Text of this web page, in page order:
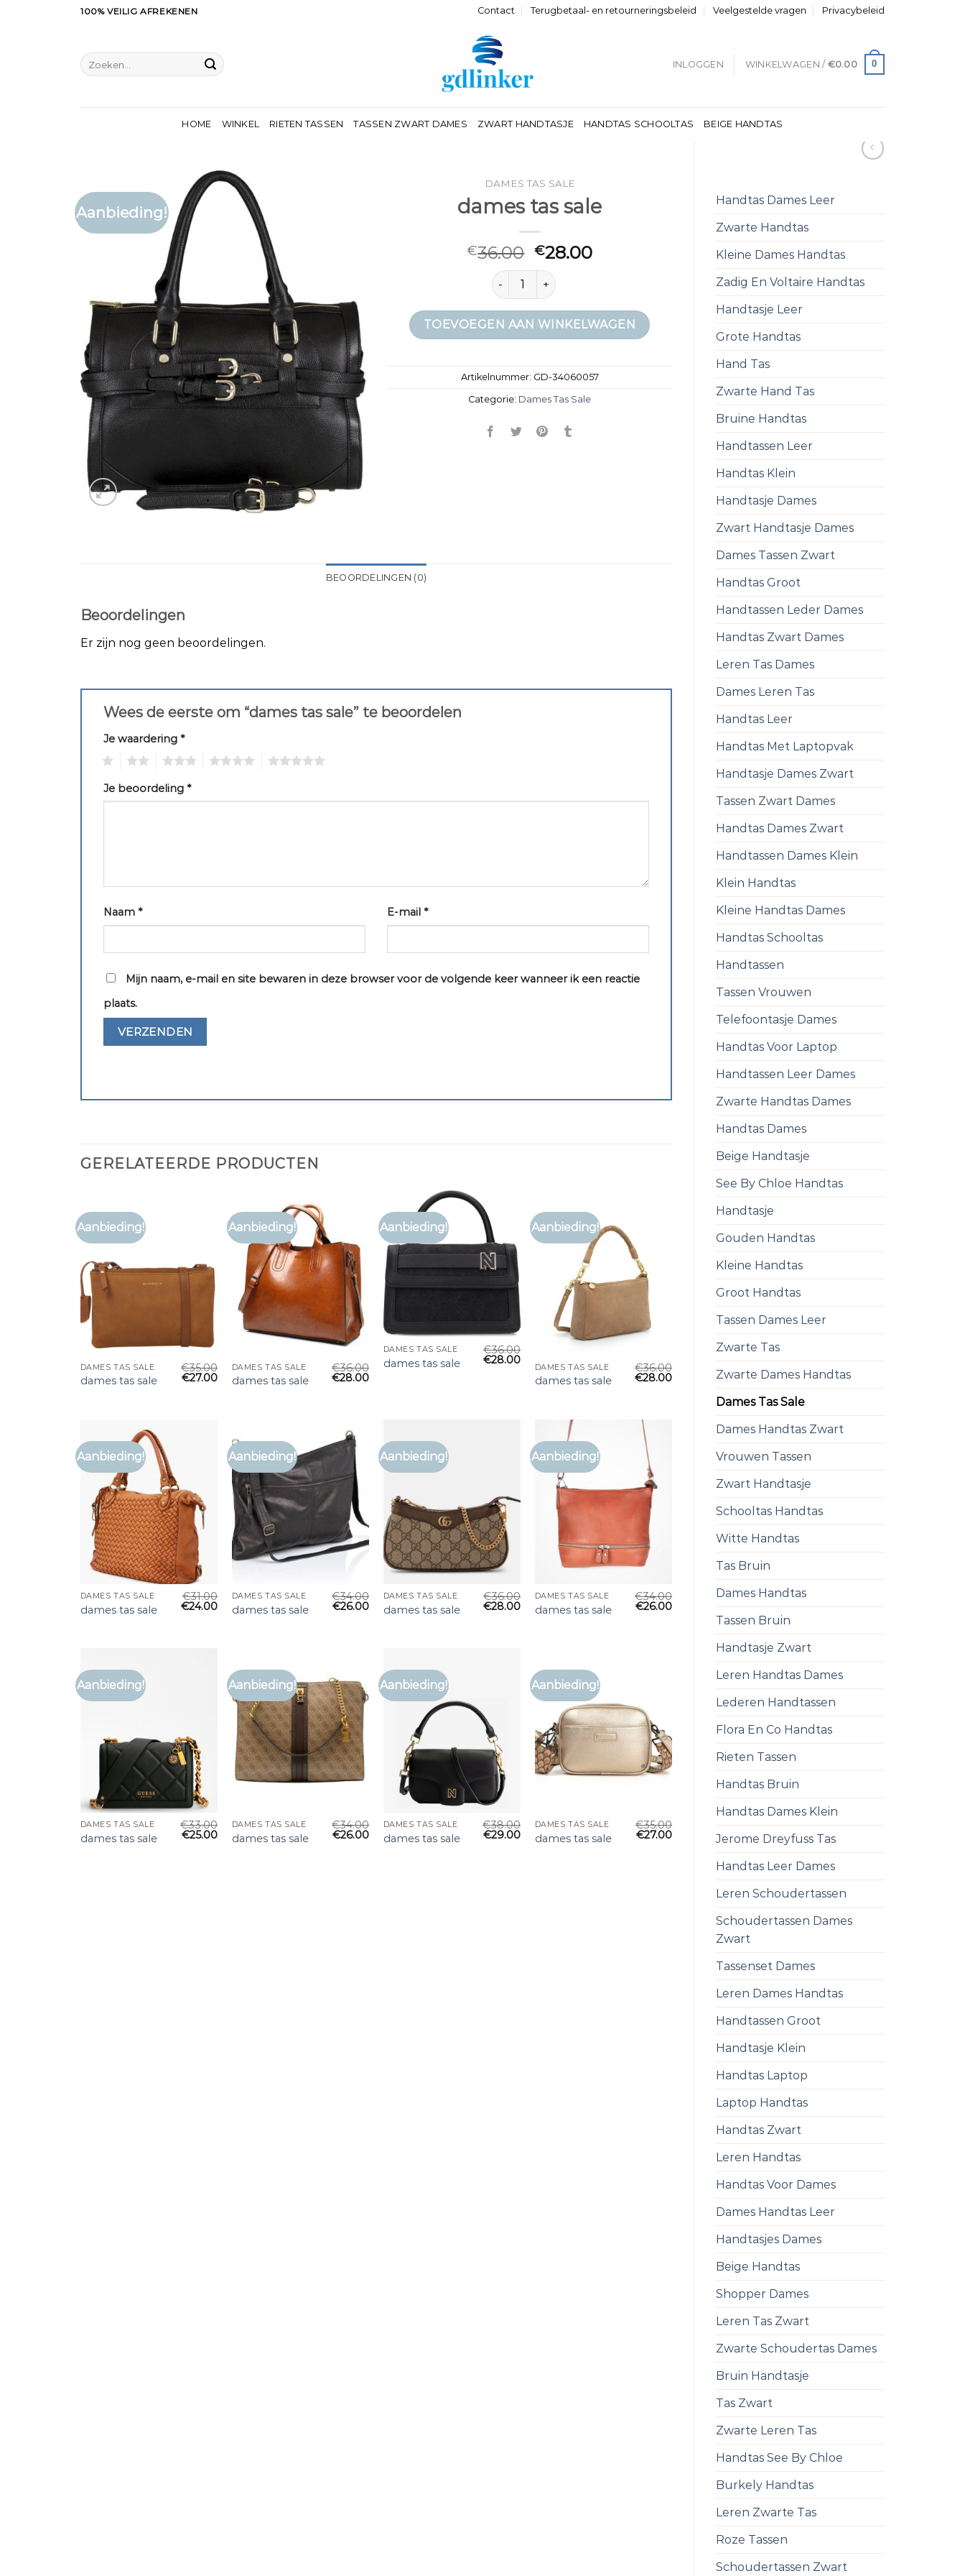
100% VEILIG AFREKENEN Contact Terugbetaal- en retourneringsbeleid Veelgestelde vragen Privacybeleid
Zoeken
naar:
INLOGGEN WINKELWAGEN / €0.00 0
HOME WINKEL RIETEN TASSEN TASSEN ZWART DAMES ZWART HANDTASJE HANDTAS SCHOOLTAS BEIGE HANDTAS
Handtas Dames Leer
Zwarte Handtas
Kleine Dames Handtas
Zadig En Voltaire Handtas
Handtasje Leer
Grote Handtas
Hand Tas
Zwarte Hand Tas
Bruine Handtas
Handtassen Leer
Handtas Klein
Handtasje Dames
Zwart Handtasje Dames
Dames Tassen Zwart
Handtas Groot
Handtassen Leder Dames
Handtas Zwart Dames
Leren Tas Dames
Dames Leren Tas
Handtas Leer
Handtas Met Laptopvak
Handtasje Dames Zwart
Tassen Zwart Dames
Handtas Dames Zwart
Handtassen Dames Klein
Klein Handtas
Kleine Handtas Dames
Handtas Schooltas
Handtassen
Tassen Vrouwen
Telefoontasje Dames
Handtas Voor Laptop
Handtassen Leer Dames
Zwarte Handtas Dames
Handtas Dames
Beige Handtasje
See By Chloe Handtas
Handtasje
Gouden Handtas
Kleine Handtas
Groot Handtas
Tassen Dames Leer
Zwarte Tas
Zwarte Dames Handtas
Dames Tas Sale
Dames Handtas Zwart
Vrouwen Tassen
Zwart Handtasje
Schooltas Handtas
Witte Handtas
Tas Bruin
Dames Handtas
Tassen Bruin
Handtasje Zwart
Leren Handtas Dames
Lederen Handtassen
Flora En Co Handtas
Rieten Tassen
Handtas Bruin
Handtas Dames Klein
Jerome Dreyfuss Tas
Handtas Leer Dames
Leren Schoudertassen
Schoudertassen Dames
Zwart
Tassenset Dames
Leren Dames Handtas
Handtassen Groot
Handtasje Klein
Handtas Laptop
Laptop Handtas
Handtas Zwart
Leren Handtas
Handtas Voor Dames
Dames Handtas Leer
Handtasjes Dames
Beige Handtas
Shopper Dames
Leren Tas Zwart
Zwarte Schoudertas Dames
Bruin Handtasje
Tas Zwart
Zwarte Leren Tas
Handtas See By Chloe
Burkely Handtas
Leren Zwarte Tas
Roze Tassen
Schoudertassen Zwart
Aanbieding!
DAMES TAS SALE
dames tas sale
€36.00 €28.00
dames tas sale aantal
TOEVOEGEN AAN WINKELWAGEN
Artikelnummer: GD-34060057
Categorie: Dames Tas Sale
BEOORDELINGEN (0)
Beoordelingen
Er zijn nog geen beoordelingen.
Wees de eerste om “dames tas sale” te beoordelen
Je waardering *
Je beoordeling *
Naam * E-mail *
Mijn naam, e-mail en site bewaren in deze browser voor de volgende keer wanneer ik een reactie
plaats.
GERELATEERDE PRODUCTEN
Aanbieding!
DAMES TAS SALE
dames tas sale
€35.00
€27.00
Aanbieding!
DAMES TAS SALE
dames tas sale
€36.00
€28.00
Aanbieding!
DAMES TAS SALE
dames tas sale
€36.00
€28.00
Aanbieding!
DAMES TAS SALE
dames tas sale
€36.00
€28.00
Aanbieding!
DAMES TAS SALE
dames tas sale
€31.00
€24.00
Aanbieding!
DAMES TAS SALE
dames tas sale
€34.00
€26.00
Aanbieding!
DAMES TAS SALE
dames tas sale
€36.00
€28.00
Aanbieding!
DAMES TAS SALE
dames tas sale
€34.00
€26.00
Aanbieding!
DAMES TAS SALE
dames tas sale
€33.00
€25.00
Aanbieding!
DAMES TAS SALE
dames tas sale
€34.00
€26.00
Aanbieding!
DAMES TAS SALE
dames tas sale
€38.00
€29.00
Aanbieding!
DAMES TAS SALE
dames tas sale
€35.00
€27.00